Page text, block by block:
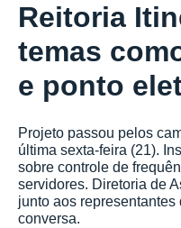
Reitoria
temas
e ponto
Projeto passou pelos
última sexta-feira (21).
sobre controle de
servidores. Diretoria de
junto aos
conversa.